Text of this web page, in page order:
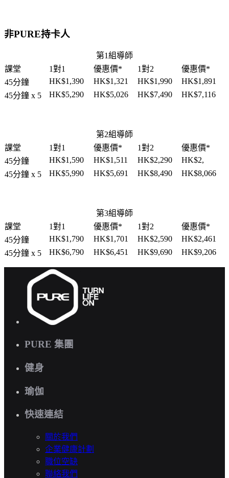
非PURE持卡人
第1組導師
課堂
1對1 優惠價* 1對2
優惠價*
45分鐘
HK$1,390 HK$1,321 HK$1,990
HK$1,891
45分鐘 x 5
HK$5,290 HK$5,026 HK$7,490 HK$7,116
第2組導師
課堂
1對1 優惠價* 1對2
優惠價*
45分鐘
HK$1,590 HK$1,511 HK$2,290
HK$2,
45分鐘 x 5
HK$5,990 HK$5,691 HK$8,490 HK$8,066
第3組導師
課堂
1對1 優惠價* 1對2
優惠價*
45分鐘
HK$1,790 HK$1,701 HK$2,590
HK$2,461
45分鐘 x 5
HK$6,790 HK$6,451 HK$9,690 HK$9,206
PURE 集團
健身
瑜伽
快速連結
關於我們
企業健康計劃
職位空缺
聯絡我們